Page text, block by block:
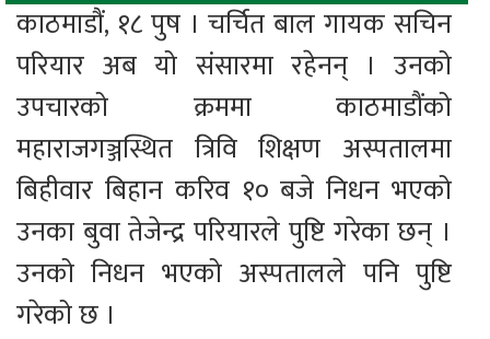
काठमाडौं, १८ पुष । चर्चित बाल गायक सचिन
परियार अब यो संसारमा रहेनन् । उनको
उपचारको क्रममा काठमाडौंको
महाराजगञ्जस्थित त्रिवि शिक्षण अस्पतालमा
बिहीवार बिहान करिव १० बजे निधन भएको
उनका बुवा तेजेन्द्र परियारले पुष्टि गरेका छन् ।
उनको निधन भएको अस्पतालले पनि पुष्टि
गरेको छ ।